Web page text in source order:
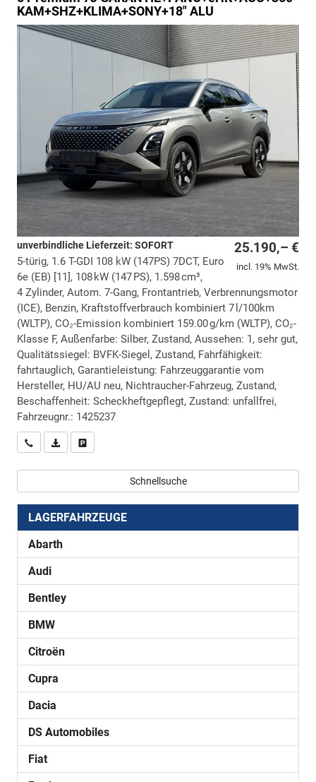
KAM+SHZ+KLIMA+SONY+18" ALU
25.190,– €
incl. 19% MwSt.
unverbindliche Lieferzeit: SOFORT
5-türig, 1.6 T-GDI 108 kW (147PS) 7DCT, Euro
6e (EB) [11], 108 kW (147 PS), 1.598 cm³,
4 Zylinder, Autom. 7-Gang, Frontantrieb, Verbrennungsmotor
(ICE), Benzin, Kraftstoffverbrauch kombiniert 7 l/100km
(WLTP), CO₂-Emission kombiniert 159.00 g/km (WLTP), CO₂-
Klasse F, Außenfarbe: Silber, Zustand, Aussehen: 1, sehr gut,
Qualitätssiegel: BVFK-Siegel, Zustand, Fahrfähigkeit:
fahrtauglich, Garantieleistung: Fahrzeuggarantie vom
Hersteller, HU/AU neu, Nichtraucher-Fahrzeug, Zustand,
Beschaffenheit: Scheckheftgepflegt, Zustand: unfallfrei,
Fahrzeugnr.: 1425237
Wir rufen Sie anPDF-Datei, Fahrzeugexposé drucken
Schnellsuche
LAGERFAHRZEUGE
Abarth
Audi
Bentley
BMW
Citroën
Cupra
Dacia
DS Automobiles
Fiat